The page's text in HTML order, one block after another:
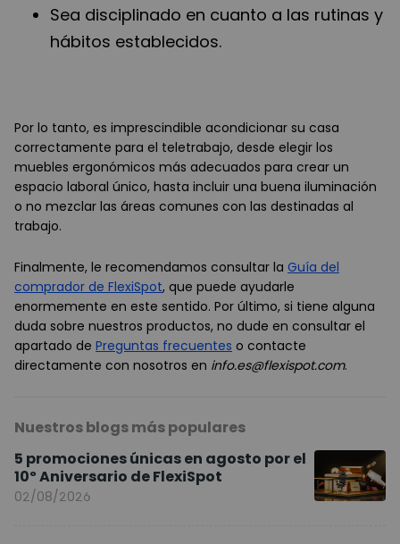
Sea disciplinado en cuanto a las rutinas y
hábitos establecidos.
Por lo tanto, es imprescindible acondicionar su casa
correctamente para el teletrabajo, desde elegir los
muebles ergonómicos más adecuados para crear un
espacio laboral único, hasta incluir una buena iluminación
o no mezclar las áreas comunes con las destinadas al
trabajo.
Finalmente, le recomendamos consultar la Guía del
comprador de FlexiSpot, que puede ayudarle
enormemente en este sentido. Por último, si tiene alguna
duda sobre nuestros productos, no dude en consultar el
apartado de Preguntas frecuentes o contacte
directamente con nosotros en info.es@flexispot.com.
Nuestros blogs más populares
5 promociones únicas en agosto por el
10º Aniversario de FlexiSpot
02/08/2026